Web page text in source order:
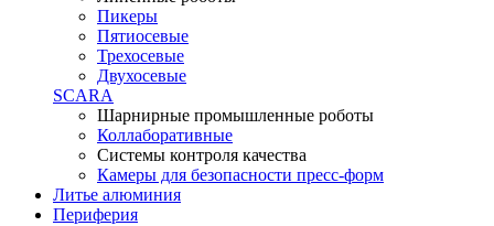
Пикеры
Пятиосевые
Трехосевые
Двухосевые
SCARA
Шарнирные промышленные роботы
Коллаборативные
Системы контроля качества
Камеры для безопасности пресс-форм
Литье алюминия
Периферия